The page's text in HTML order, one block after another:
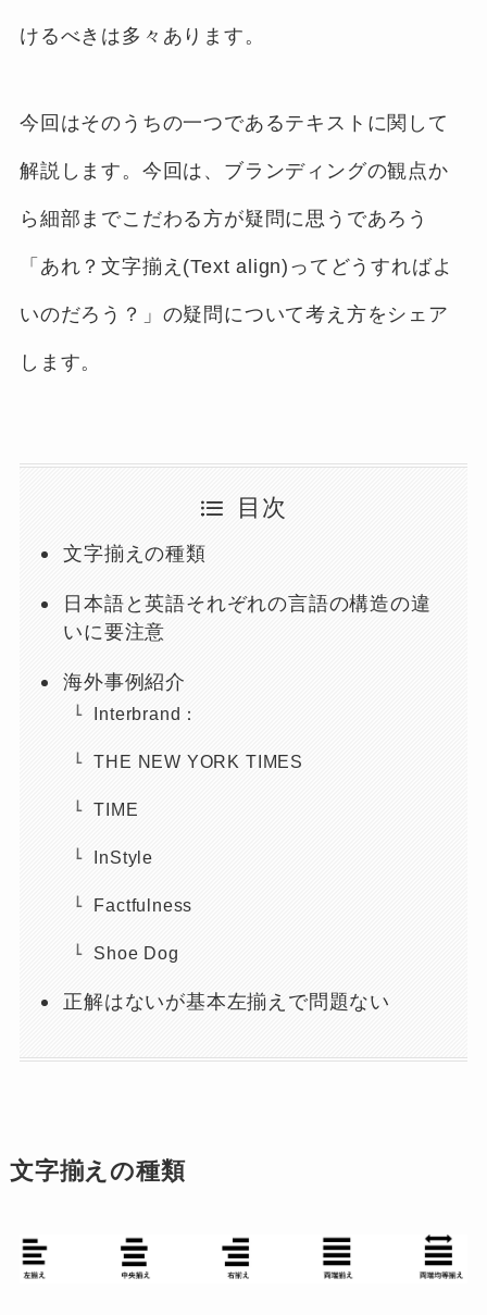
けるべきは多々あります。
今回はそのうちの一つであるテキストに関して
解説します。今回は、ブランディングの観点か
ら細部までこだわる方が疑問に思うであろう
「あれ？文字揃え(Text align)ってどうすればよ
いのだろう？」の疑問について考え方をシェア
します。
目次
文字揃えの種類
日本語と英語それぞれの言語の構造の違
いに要注意
海外事例紹介
Interbrand：
THE NEW YORK TIMES
TIME
InStyle
Factfulness
Shoe Dog
正解はないが基本左揃えで問題ない
文字揃えの種類